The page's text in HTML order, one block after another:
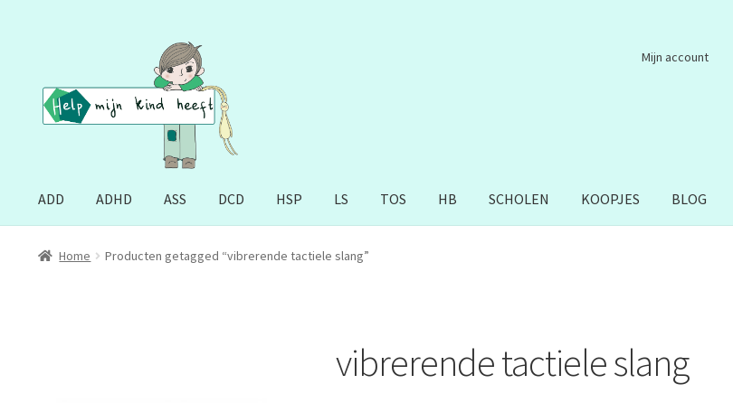
naar
navigatie
de
inhoud
Mijn account
ADD ADHD ASS DCD HSP LS TOS HB SCHOLEN KOOPJES BLOG
Home Producten getagged “vibrerende tactiele slang”
vibrerende tactiele slang